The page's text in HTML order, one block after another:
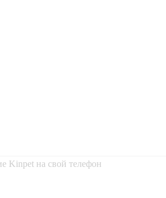
Kinpet на свой телефон